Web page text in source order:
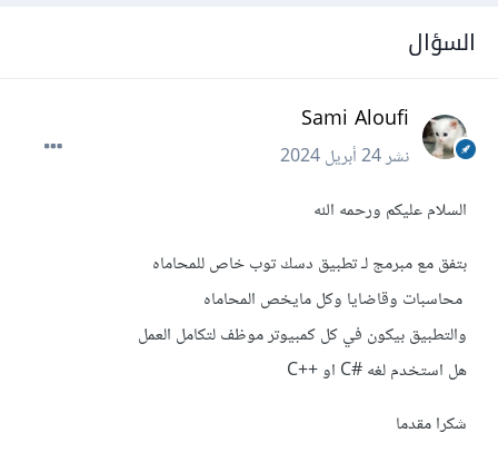
السؤال
Sami Aloufi
نشر24 أبريل 2024
السلام عليكم ورحمه الله
بتفق مع مبرمج لـ تطبيق دسك توب خاص للمحاماه
محاسبات وقاضايا وكل مايخص المحاماه
والتطبيق بيكون في كل كمبيوتر موظف لتكامل العمل
هل استخدم لغه #C او ++C
شكرا مقدما